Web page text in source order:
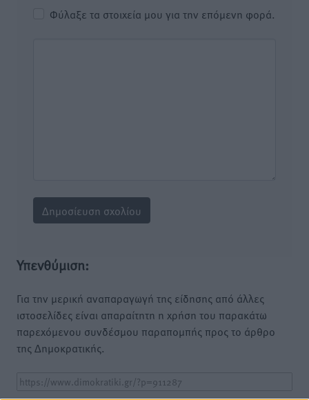
Φύλαξε τα στοιχεία μου για την επόμενη φορά.
Υπενθύμιση:
Για την μερική αναπαραγωγή της είδησης από άλλες
ιστοσελίδες είναι απαραίτητη η χρήση του παρακάτω
παρεχόμενου συνδέσμου παραπομπής προς το άρθρο
της Δημοκρατικής.